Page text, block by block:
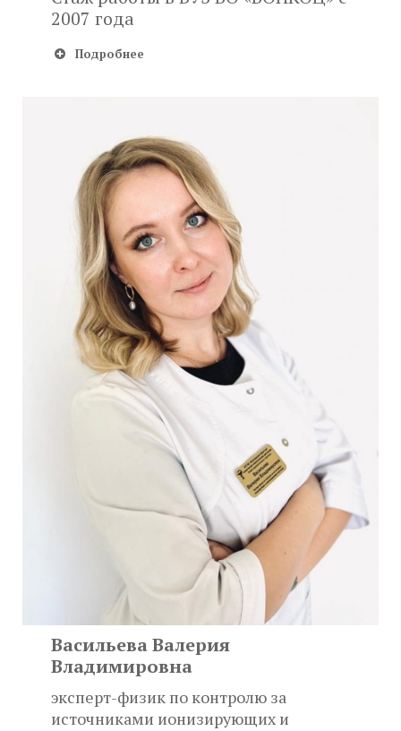
2007 года
Подробнее
Васильева Валерия
Владимировна
эксперт-физик по контролю за
источниками ионизирующих и